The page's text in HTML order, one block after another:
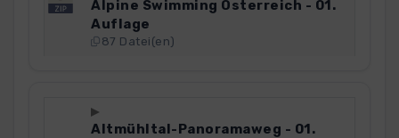
Alpine Swimming Österreich - 01.
Auflage
87 Datei(en)
Altmühltal-Panoramaweg - 01.